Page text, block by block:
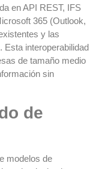
en API REST, IFS
365 (Outlook,
y las
interoperabilidad
de tamaño medio
sin
de
modelos de